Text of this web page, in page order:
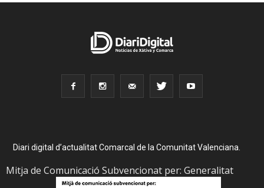
Diari digital d’actualitat Comarcal de la Comunitat Valenciana.
Mitja de Comunicació Subvencionat per: Generalitat